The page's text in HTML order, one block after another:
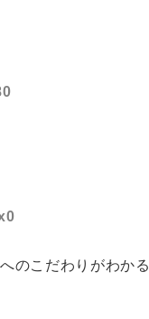
のこだわりがわかる